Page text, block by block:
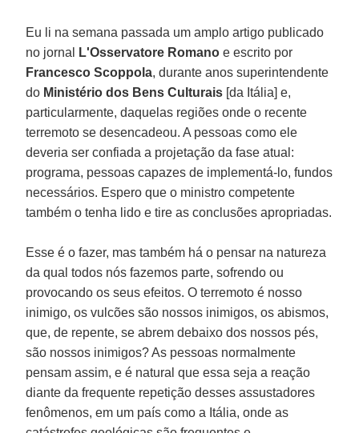
Eu li na semana passada um amplo artigo publicado
no jornal
L'Osservatore Romano e escrito por
Francesco Scoppola, durante anos superintendente
do Ministério dos Bens Culturais [da Itália] e,
particularmente, daquelas regiões onde o recente
terremoto se desencadeou. A pessoas como ele
deveria ser confiada a projetação da fase atual:
programa, pessoas capazes de implementá-lo, fundos
necessários. Espero que o ministro competente
também o tenha lido e tire as conclusões apropriadas.
Esse é o fazer, mas também há o pensar na natureza
da qual todos nós fazemos parte, sofrendo ou
provocando os seus efeitos. O terremoto é nosso
inimigo, os vulcões são nossos inimigos, os abismos,
que, de repente, se abrem debaixo dos nossos pés,
são nossos inimigos? As pessoas normalmente
pensam assim, e é natural que essa seja a reação
diante da frequente repetição desses assustadores
fenômenos, em um país como a Itália, onde as